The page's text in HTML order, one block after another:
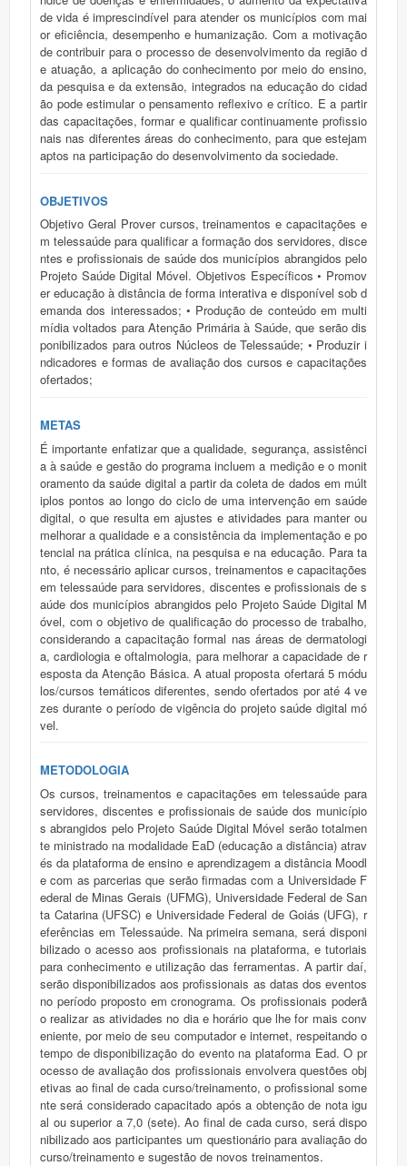
de vida é imprescindível para atender os municípios com mai
or eficiência, desempenho e humanização. Com a motivação
de contribuir para o processo de desenvolvimento da região d
e atuação, a aplicação do conhecimento por meio do ensino,
da pesquisa e da extensão, integrados na educação do cidad
ão pode estimular o pensamento reflexivo e crítico. E a partir
das capacitações, formar e qualificar continuamente profissio
nais nas diferentes áreas do conhecimento, para que estejam
aptos na participação do desenvolvimento da sociedade.
OBJETIVOS
Objetivo Geral Prover cursos, treinamentos e capacitações e
m telessaúde para qualificar a formação dos servidores, disce
ntes e profissionais de saúde dos municípios abrangidos pelo
Projeto Saúde Digital Móvel. Objetivos Específicos • Promov
er educação à distância de forma interativa e disponível sob d
emanda dos interessados; • Produção de conteúdo em multi
mídia voltados para Atenção Primária à Saúde, que serão dis
ponibilizados para outros Núcleos de Telessaúde; • Produzir i
ndicadores e formas de avaliação dos cursos e capacitações
ofertados;
METAS
É importante enfatizar que a qualidade, segurança, assistênci
a à saúde e gestão do programa incluem a medição e o monit
oramento da saúde digital a partir da coleta de dados em múlt
iplos pontos ao longo do ciclo de uma intervenção em saúde
digital, o que resulta em ajustes e atividades para manter ou
melhorar a qualidade e a consistência da implementação e po
tencial na prática clínica, na pesquisa e na educação. Para ta
nto, é necessário aplicar cursos, treinamentos e capacitações
em telessaúde para servidores, discentes e profissionais de s
aúde dos municípios abrangidos pelo Projeto Saúde Digital M
óvel, com o objetivo de qualificação do processo de trabalho,
considerando a capacitação formal nas áreas de dermatologi
a, cardiologia e oftalmologia, para melhorar a capacidade de r
esposta da Atenção Básica. A atual proposta ofertará 5 módu
los/cursos temáticos diferentes, sendo ofertados por até 4 ve
zes durante o período de vigência do projeto saúde digital mó
vel.
METODOLOGIA
Os cursos, treinamentos e capacitações em telessaúde para
servidores, discentes e profissionais de saúde dos município
s abrangidos pelo Projeto Saúde Digital Móvel serão totalmen
te ministrado na modalidade EaD (educação a distância) atrav
és da plataforma de ensino e aprendizagem a distância Moodl
e com as parcerias que serão firmadas com a Universidade F
ederal de Minas Gerais (UFMG), Universidade Federal de San
ta Catarina (UFSC) e Universidade Federal de Goiás (UFG), r
eferências em Telessaúde. Na primeira semana, será disponi
bilizado o acesso aos profissionais na plataforma, e tutoriais
para conhecimento e utilização das ferramentas. A partir daí,
serão disponibilizados aos profissionais as datas dos eventos
no período proposto em cronograma. Os profissionais poderã
o realizar as atividades no dia e horário que lhe for mais conv
eniente, por meio de seu computador e internet, respeitando o
tempo de disponibilização do evento na plataforma Ead. O pr
ocesso de avaliação dos profissionais envolvera questões obj
etivas ao final de cada curso/treinamento, o profissional some
nte será considerado capacitado após a obtenção de nota igu
al ou superior a 7,0 (sete). Ao final de cada curso, será dispo
nibilizado aos participantes um questionário para avaliação do
curso/treinamento e sugestão de novos treinamentos.